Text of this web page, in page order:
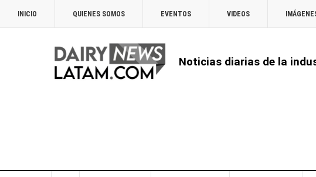
INICIO QUIENES SOMOS EVENTOS VIDEOS
Noticias diarias de la